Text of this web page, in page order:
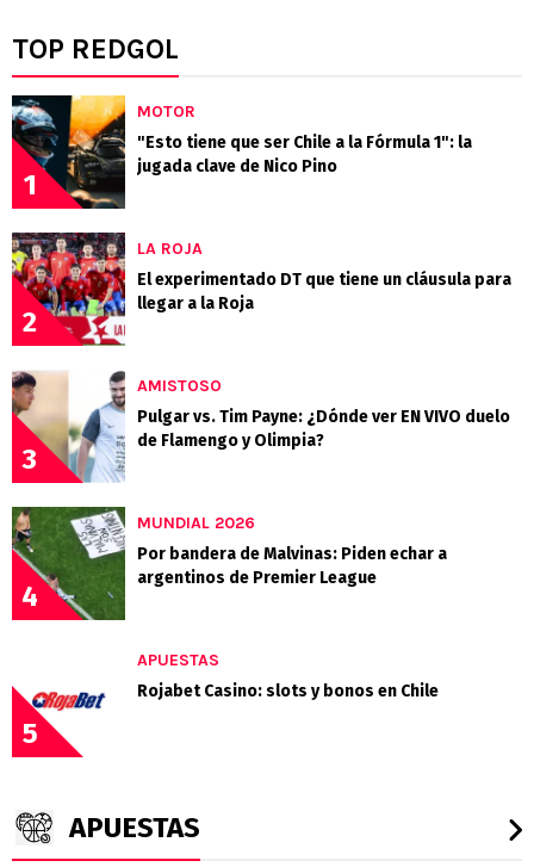
TOP REDGOL
1
MOTOR
"Esto tiene que ser Chile a la Fórmula 1": la
jugada clave de Nico Pino
2
LA ROJA
El experimentado DT que tiene un cláusula para
llegar a la Roja
3
AMISTOSO
Pulgar vs. Tim Payne: ¿Dónde ver EN VIVO duelo
de Flamengo y Olimpia?
4
MUNDIAL 2026
Por bandera de Malvinas: Piden echar a
argentinos de Premier League
5
APUESTAS
Rojabet Casino: slots y bonos en Chile
APUESTAS